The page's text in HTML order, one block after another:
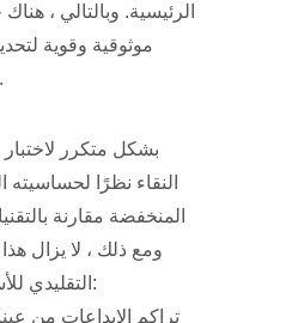
الرئيسية. وبالتالي ،
موثوقية وقوية
التنغستن عالي النقاء.
النقاء نظرًا
المنخفضة مقارنة
ومع ذلك ، لا يزال
ICP-MS التقليدي للأسباب التالية: